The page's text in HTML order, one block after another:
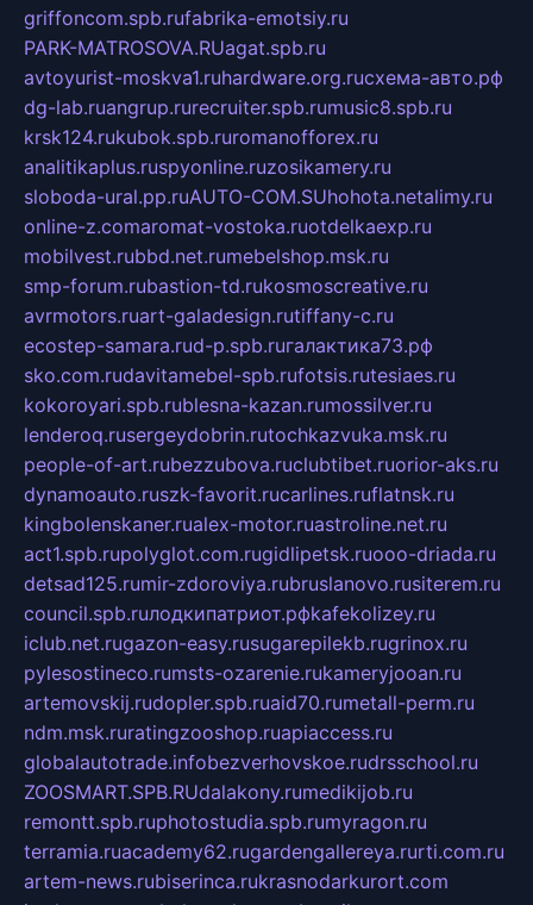
griffoncom.spb.rufabrika-emotsiy.ru
PARK-MATROSOVA.RUagat.spb.ru
avtoyurist-moskva1.ruhardware.org.ruсхема-авто.рф
dg-lab.ruangrup.rurecruiter.spb.rumusic8.spb.ru
krsk124.rukubok.spb.ruromanofforex.ru
analitikaplus.ruspyonline.ruzosikamery.ru
sloboda-ural.pp.ruAUTO-COM.SUhohota.netalimy.ru
online-z.comaromat-vostoka.ruotdelkaexp.ru
mobilvest.rubbd.net.rumebelshop.msk.ru
smp-forum.rubastion-td.rukosmoscreative.ru
avrmotors.ruart-galadesign.rutiffany-c.ru
ecostep-samara.rud-p.spb.ruгалактика73.рф
sko.com.rudavitamebel-spb.rufotsis.rutesiaes.ru
kokoroyari.spb.rublesna-kazan.rumossilver.ru
lenderoq.rusergeydobrin.rutochkazvuka.msk.ru
people-of-art.rubezzubova.ruclubtibet.ruorior-aks.ru
dynamoauto.ruszk-favorit.rucarlines.ruflatnsk.ru
kingbolenskaner.rualex-motor.ruastroline.net.ru
act1.spb.rupolyglot.com.rugidlipetsk.ruooo-driada.ru
detsad125.rumir-zdoroviya.rubruslanovo.rusiterem.ru
council.spb.ruлодкипатриот.рфkafekolizey.ru
iclub.net.rugazon-easy.rusugarepilekb.rugrinox.ru
pylesostineco.rumsts-ozarenie.rukameryjooan.ru
artemovskij.rudopler.spb.ruaid70.rumetall-perm.ru
ndm.msk.ruratingzooshop.ruapiaccess.ru
globalautotrade.infobezverhovskoe.rudrsschool.ru
ZOOSMART.SPB.RUdalakony.rumedikijob.ru
remontt.spb.ruphotostudia.spb.rumyragon.ru
terramia.ruacademy62.rugardengallereya.rurti.com.ru
artem-news.rubiserinca.rukrasnodarkurort.com